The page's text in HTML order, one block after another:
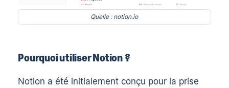
Quelle : notion.io
Pourquoi utiliser Notion ?
Notion a été initialement conçu pour la prise